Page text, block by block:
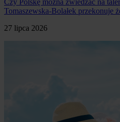
Czy Polskę można zwiedzać na
Tomaszewska-Bolałek przekonuje
27 lipca 2026